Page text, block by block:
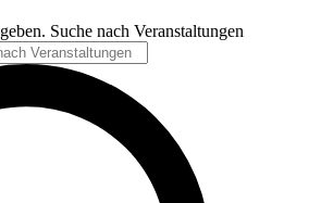
Suche nach Veranstaltungen